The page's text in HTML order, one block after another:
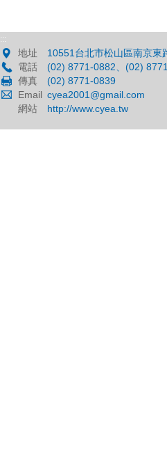
:::
地址
10551台北市松山區南京
電話
(02) 8771-0882、(02)
傳真
(02) 8771-0839
Email cyea2001@gmail.com
網站
http://www.cyea.tw